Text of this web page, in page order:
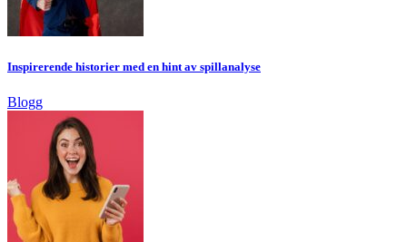
Inspirerende historier med en hint av spillanalyse
Blogg